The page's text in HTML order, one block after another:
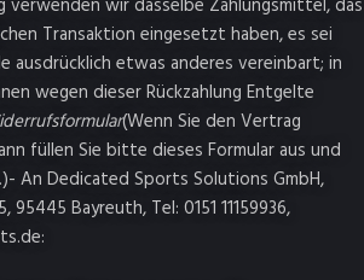
verwenden wir dasselbe Zahlungsmittel, das
Transaktion eingesetzt haben, es sei
ausdrücklich etwas anderes vereinbart; in
wegen dieser Rückzahlung Entgelte
(Wenn Sie den Vertrag
füllen Sie bitte dieses Formular aus und
An Dedicated Sports Solutions GmbH,
95445 Bayreuth, Tel: 0151 11159936,